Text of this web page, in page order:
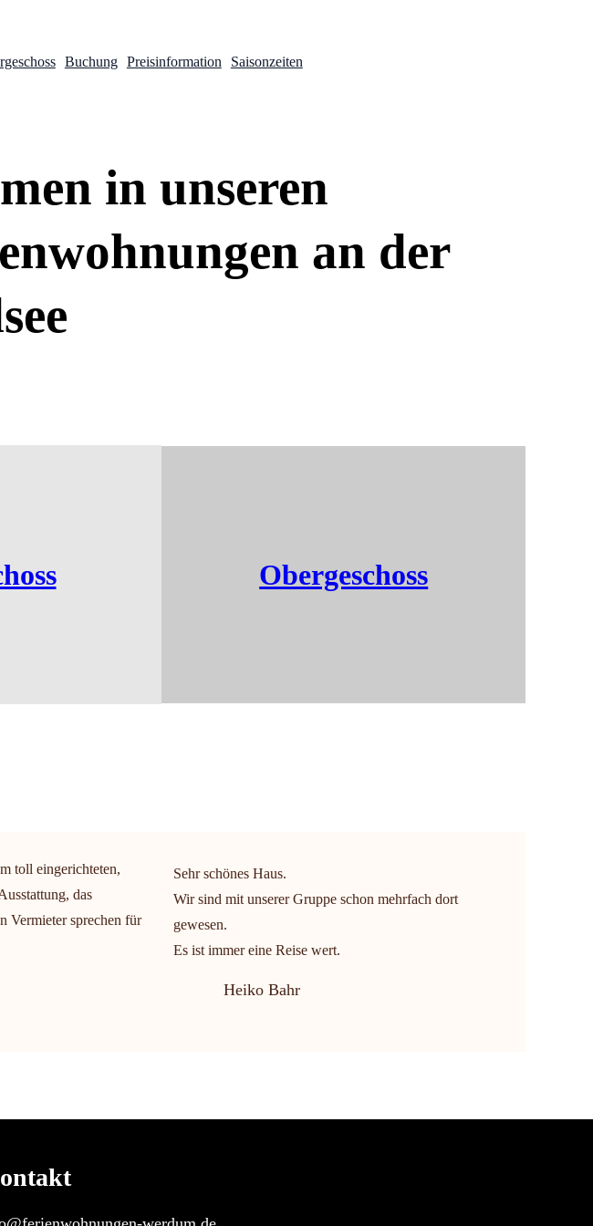
Buchung Preisinformation Saisonzeiten
in unseren
an der
Obergeschoss
toll eingerichteten,
das
Vermieter sprechen für
Sehr schönes Haus.
Wir sind mit unserer Gruppe schon mehrfach dort
gewesen.
Es ist immer eine Reise wert.
Heiko Bahr